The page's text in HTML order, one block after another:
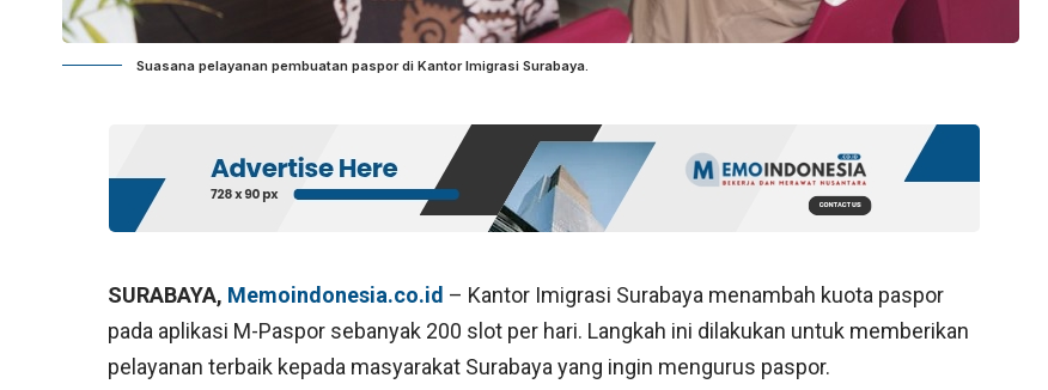
Suasana pelayanan pembuatan paspor di Kantor Imigrasi Surabaya.
SURABAYA, Memoindonesia.co.id – Kantor Imigrasi Surabaya menambah kuota paspor
pada aplikasi M-Paspor sebanyak 200 slot per hari. Langkah ini dilakukan untuk memberikan
pelayanan terbaik kepada masyarakat Surabaya yang ingin mengurus paspor.